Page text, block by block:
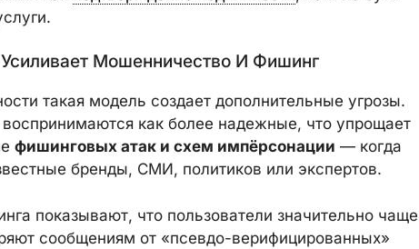
Мошенничество И Фишинг
такая модель создает дополнительные угрозы.
как более надежные, что упрощает
фишинговых атак и схем импёрсонации — когда
бренды, СМИ, политиков или экспертов.
показывают, что пользователи значительно чаще
сообщениям от «псевдо-верифицированных»